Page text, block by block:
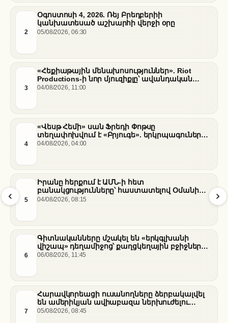
2
Օգոստոսի 4, 2026. Ռեյ Բրեդբերիի
կանխատեսած աշխարհի վերջի օրը
05/08/2026, 06:30
3
«Հեքիաթային մենախոսություններ». Riot
Productions-ի նոր մյուզիքլը՝ ավանդական
պատմությունների նոր վերաիմաստավորում
04/08/2026, 11:00
4
«Վեսթ Հեմի» սան Ֆրեդի Փոթսը
տեղափոխվում է «Բրյուգե». երկրպագուների
դժգոհությունը և ակումբի ռազմավարությունը
04/08/2026, 04:00
5
Իրանը հերքում է ԱՄՆ-ի հետ
բանակցությունները՝ հաստատելով Օմանի
միջնորդությամբ քննարկումները Հորմուզի
04/08/2026, 08:15
6
Գիտնականները մշակել են «երկգլխանի
վիշապ» դեղամիջոց՝ քաղցկեղային բջիջները
սովամահ անելու համար
06/08/2026, 11:45
7
Հարավկորեացի ուսանողները ձերբակալվել
են ամերիկյան ավիաբազա ներխուժելու
համար
05/08/2026, 08:45